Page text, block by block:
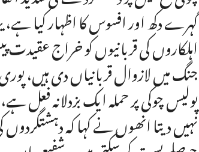
گہرے دکھ اور افسوس کا اظہار کیا
اہلکاروں کی قربانیوں کو خراج
جنگ میں لازوال قربانیاں دی ہیں،
پولیس چوکی پر حملہ ایک بزدلانہ
نہیں دیتا انھوں نے کہا کہ دہشتگردوں